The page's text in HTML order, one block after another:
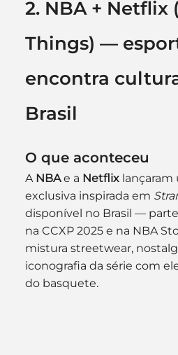
2. NBA + Netflix
Things) —
encontra
Brasil
O que aconteceu
A NBA e a Netflix lançaram
exclusiva inspirada em
disponível no Brasil —
na CCXP 2025 e na NBA
mistura streetwear,
iconografia da série com
do basquete.